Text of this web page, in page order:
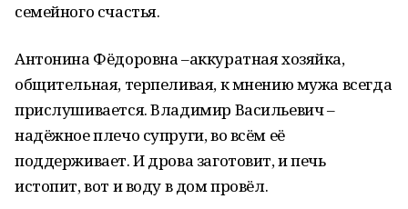
семейного счастья.
Антонина Фёдоровна –аккуратная хозяйка,
общительная, терпеливая, к мнению мужа всегда
прислушивается. Владимир Васильевич –
надёжное плечо супруги, во всём её
поддерживает. И дрова заготовит, и печь
истопит, вот и воду в дом провёл.